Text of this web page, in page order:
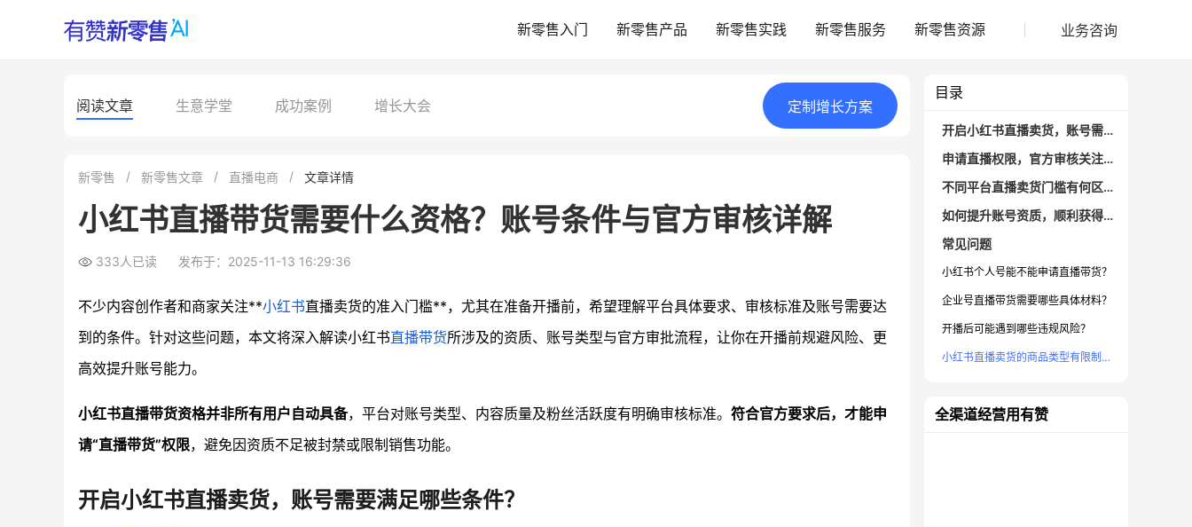
新零售入门 新零售产品 新零售实践 新零售服务 新零售资源 业务咨询
阅读文章 生意学堂 成功案例 增长大会 定制 增长方案
新零售 新零售文章 直播电商 文章详情
小红书直播带货需要什么资格？账号条件与官方审核详解
333人已读 发布于：2025-11-13 16:29:36
不少内容创作者和商家关注**小红书直播卖货的准入门槛**，尤其在准备开播前，希望理解平台具体要求、审核标准及账号需要达
到的条件。针对这些问题，本文将深入解读小红书直播带货所涉及的资质、账号类型与官方审批流程，让你在开播前规避风险、更
高效提升账号能力。
小红书直播带货资格并非所有用户自动具备，平台对账号类型、内容质量及粉丝活跃度有明确审核标准。 符合官方要求后，才能申
请“直播带货”权限，避免因资质不足被封禁或限制销售功能。
开启小红书直播卖货，账号需要满足哪些条件？
目录
开启小红书直播卖货，账号需要满足哪些条件？
申请直播权限，官方审核关注哪些关键要素？
不同平台直播卖货门槛有何区别？
如何提升账号资质，顺利获得直播带货权限？
常见问题
小红书个人号能不能申请直播带货？
企业号直播带货需要哪些具体材料？
开播后可能遇到哪些违规风险？
小红书直播卖货的商品类型有限制吗？
全渠道经营用有赞